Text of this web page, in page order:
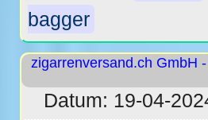
bagger
zigarrenversand.ch GmbH
Datum: 19-04-